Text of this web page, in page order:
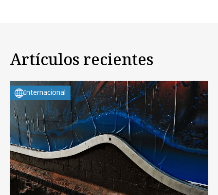
Artículos recientes
Internacional